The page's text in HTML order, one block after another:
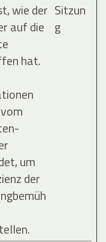
wie der
auf die
hat.
um
der
Sitzun
g